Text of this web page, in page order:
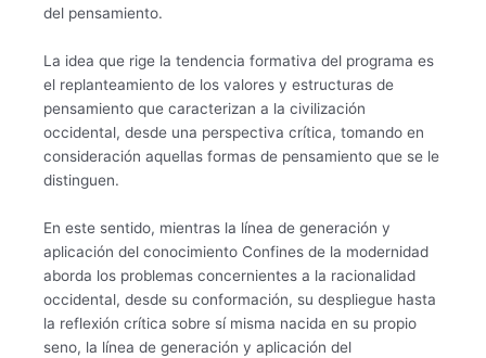
del pensamiento.
La idea que rige la tendencia formativa del programa es
el replanteamiento de los valores y estructuras de
pensamiento que caracterizan a la civilización
occidental, desde una perspectiva crítica, tomando en
consideración aquellas formas de pensamiento que se le
distinguen.
En este sentido, mientras la línea de generación y
aplicación del conocimiento Confines de la modernidad
aborda los problemas concernientes a la racionalidad
occidental, desde su conformación, su despliegue hasta
la reflexión crítica sobre sí misma nacida en su propio
seno, la línea de generación y aplicación del